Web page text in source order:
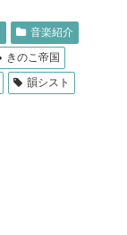
音楽紹介
きのこ帝国
韻シスト